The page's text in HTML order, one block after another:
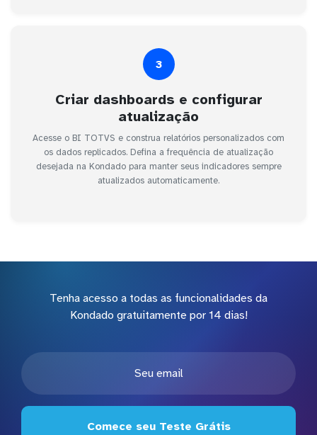
3
Criar dashboards e configurar
atualização
Acesse o BI TOTVS e construa relatórios personalizados com
os dados replicados. Defina a frequência de atualização
desejada na Kondado para manter seus indicadores sempre
atualizados automaticamente.
Tenha acesso a todas as funcionalidades da
Kondado gratuitamente por 14 dias!
Comece seu Teste Grátis